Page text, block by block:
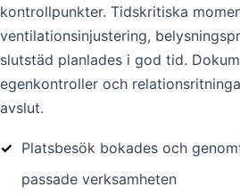
kontrollpunkter. Tidskritiska
ventilationsinjustering,
slutstäd planlades i god tid.
egenkontroller och
avslut.
✓ Platsbesök bokades och
passade verksamheten